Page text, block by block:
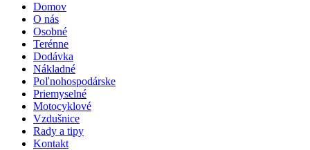
Domov
O nás
Osobné
Terénne
Dodávka
Nákladné
Poľnohospodárske
Priemyselné
Motocyklové
Vzdušnice
Rady a tipy
Kontakt